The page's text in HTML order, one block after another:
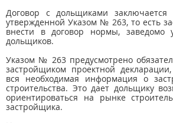
Договор с дольщиками
утвержденной Указом № 263, то есть
внести в договор нормы,
дольщиков.
Указом № 263 предусмотрено
застройщиком проектной
вся необходимая информация о
строительства. Это дает дольщику
ориентироваться на рынке
застройщика.